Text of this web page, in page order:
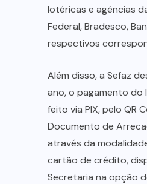
lotéricas e agências
Federal, Bradesco,
respectivos
Além disso, a Sefaz
ano, o pagamento do
feito via PIX, pelo QR
Documento de
através da
cartão de crédito,
Secretaria na opção